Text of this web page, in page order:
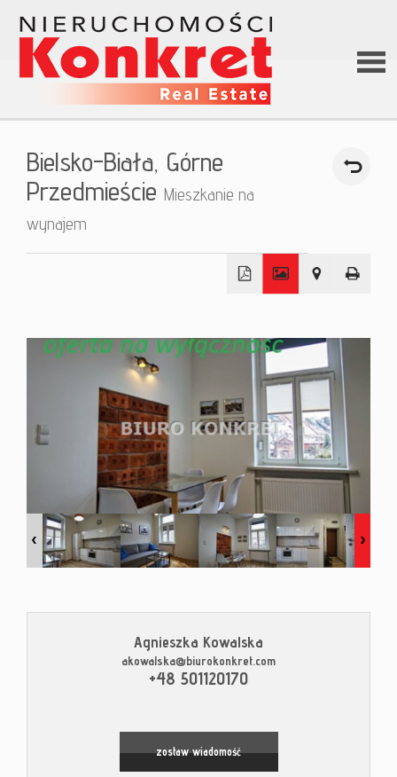
Bielsko-Biała, Górne
Przedmieście Mieszkanie na
wynajem
−
Leaflet © MapTiler©
Agnieszka Kowalska
akowalska@biurokonkret.com
+48 501120170
zostaw wiadomość